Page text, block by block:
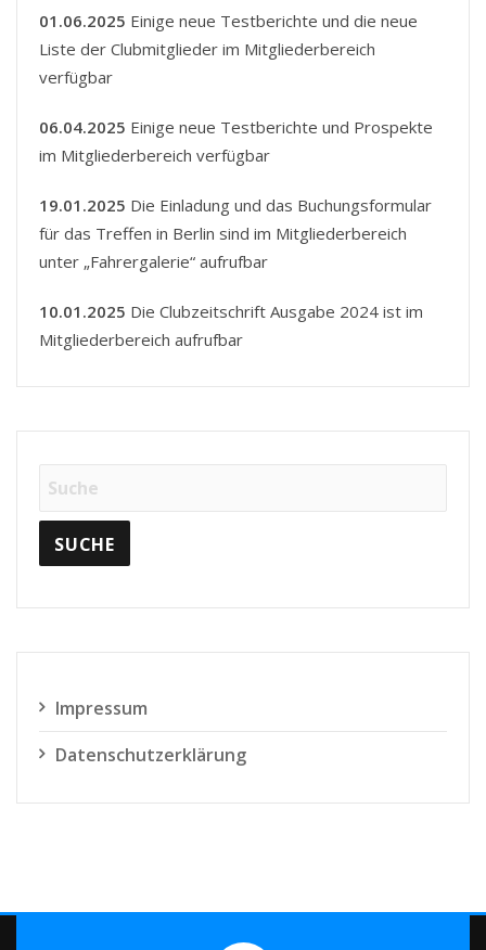
01.06.2025 Einige neue Testberichte und die neue
Liste der Clubmitglieder im Mitgliederbereich
verfügbar
06.04.2025 Einige neue Testberichte und Prospekte
im Mitgliederbereich verfügbar
19.01.2025 Die Einladung und das Buchungsformular
für das Treffen in Berlin sind im Mitgliederbereich
unter „Fahrergalerie“ aufrufbar
10.01.2025 Die Clubzeitschrift Ausgabe 2024 ist im
Mitgliederbereich aufrufbar
Impressum
Datenschutzerklärung